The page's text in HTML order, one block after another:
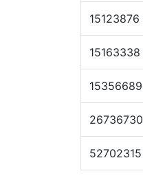
15123876
15163338
15356689
26736730
52702315